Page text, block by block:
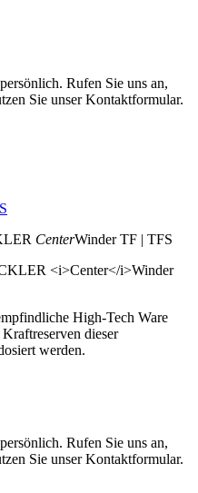
Rufen Sie uns an,
Sie unser Kontaktformular.
CenterWinder TF | TFS
High-Tech Ware
dieser
werden.
Rufen Sie uns an,
Sie unser Kontaktformular.